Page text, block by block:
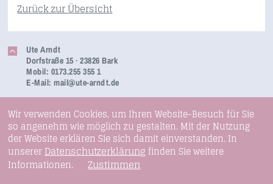
Zurück zur Übersicht
Ute Arndt
Dorfstraße 15 · 23826 Bark
Mobil: 0173.255 355 1
E-Mail:mail@ute-arndt.de
Wir verwenden Cookies, um Ihren Website-Besuch für Sie
so angenehm wie möglich zu gestalten. Mit der Nutzung
der Website erklären Sie sich damit einverstanden. In
unsererDatenschutzerklärung finden Sie weitere
Informationen.Zustimmen